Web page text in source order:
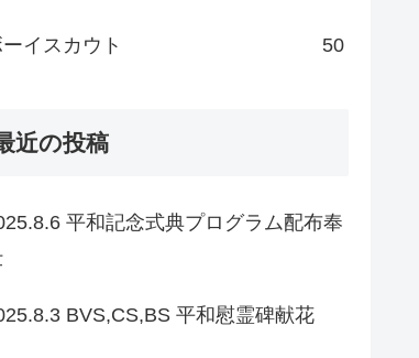
イスカウト 50
近の投稿
平和記念式典プログラム配布奉
BVS,CS,BS 平和慰霊碑献花